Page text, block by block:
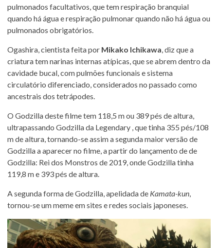
pulmonados facultativos, que tem respiração branquial
quando há água e respiração pulmonar quando não há água ou
pulmonados obrigatórios.
Ogashira, cientista feita por Mikako Ichikawa , diz que a
criatura tem narinas internas atípicas, que se abrem dentro da
cavidade bucal, com pulmões funcionais e sistema
circulatório diferenciado, considerados no passado como
ancestrais dos tetrápodes.
O Godzilla deste filme tem 118,5 m ou 389 pés de altura,
ultrapassando Godzilla da Legendary , que tinha 355 pés/108
m de altura, tornando-se assim a segunda maior versão de
Godzilla a aparecer no filme, a partir do lançamento de de
Godzilla: Rei dos Monstros de 2019, onde Godzilla tinha
119,8 m e 393 pés de altura.
A segunda forma de Godzilla, apelidada de Kamata-kun
tornou-se um meme em sites e redes sociais japoneses.